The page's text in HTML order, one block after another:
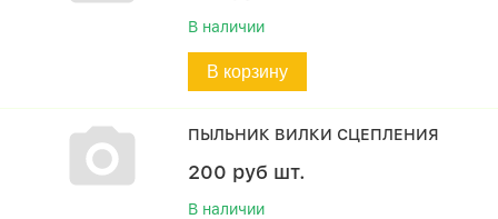
В наличии
В корзину
ПЫЛЬНИК ВИЛКИ СЦЕПЛЕНИЯ
200 руб шт.
В наличии